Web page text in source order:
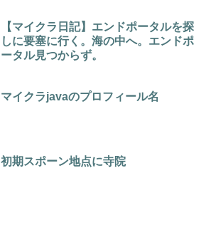
【マイクラ日記】エンドポータルを探
しに要塞に行く。海の中へ。エンドポ
ータル見つからず。
マイクラjavaのプロフィール名
初期スポーン地点に寺院